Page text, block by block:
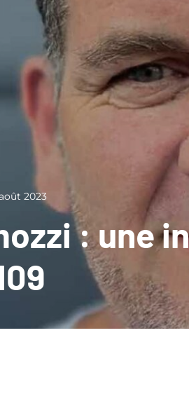
2023
: une